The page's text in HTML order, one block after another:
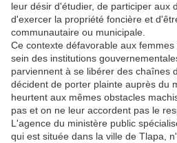
leur désir d'étudier, de participer aux
d'exercer la propriété foncière et
communautaire ou municipale.
Ce contexte défavorable aux
sein des institutions
parviennent à se libérer des chaînes
décident de porter plainte auprès du
heurtent aux mêmes obstacles
pas et on ne leur accordent pas le
L'agence du ministère public
qui est située dans la ville de Tlapa,